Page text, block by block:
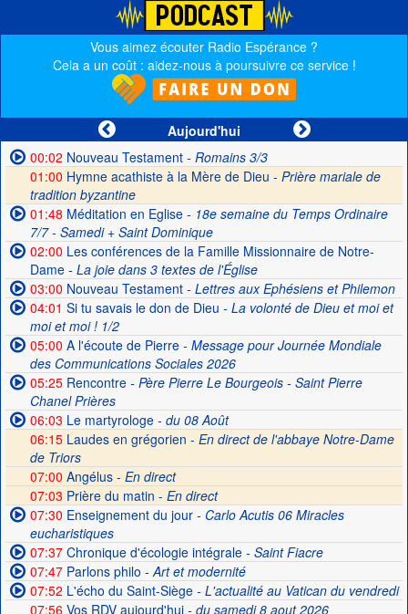
Vous aimez écouter Radio Espérance ?
Cela a un coût : aidez-nous à poursuivre ce service !
Aujourd'hui
00:02 Nouveau Testament- Romains 3/3
01:00 Hymne acathiste à la Mère de Dieu - Prière mariale de
tradition byzantine
01:48 Méditation en Eglise- 18e semaine du Temps Ordinaire
7/7 - Samedi + Saint Dominique
02:00 Les conférences de la Famille Missionnaire de Notre-
Dame- La joie dans 3 textes de l'Église
03:00 Nouveau Testament- Lettres aux Ephésiens et Philemon
04:01 Si tu savais le don de Dieu - La volonté de Dieu et moi et
moi et moi ! 1/2
05:00 A l'écoute de Pierre- Message pour Journée Mondiale
des Communications Sociales 2026
05:25Rencontre- Père Pierre Le Bourgeois - Saint Pierre
Chanel Prières
06:03 Le martyrologe- du 08 Août
06:15Laudes en grégorien - En direct de l'abbaye Notre-Dame
de Triors
07:00 Angélus - En direct
07:03 Prière du matin - En direct
07:30 Enseignement du jour- Carlo Acutis 06 Miracles
eucharistiques
07:37Chronique d'écologie intégrale- Saint Fiacre
07:47Parlons philo - Art et modernité
07:52 L'écho du Saint-Siège- L'actualité au Vatican du vendredi
07:56Vos RDV aujourd'hui- du samedi 8 aout 2026